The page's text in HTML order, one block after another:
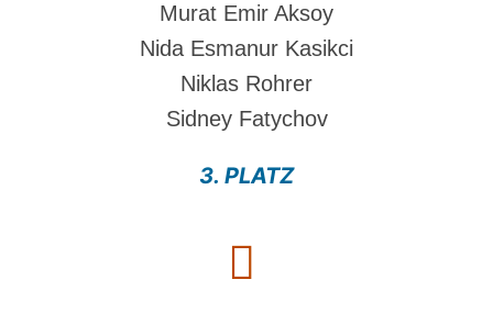
Murat Emir Aksoy
Nida Esmanur Kasikci
Niklas Rohrer
Sidney Fatychov
3. PLATZ